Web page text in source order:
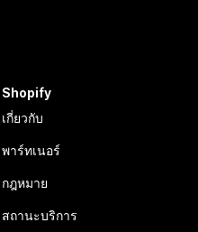
Shopify
เกี่ยวกับ
พาร์ทเนอร์
กฎหมาย
สถานะบริการ